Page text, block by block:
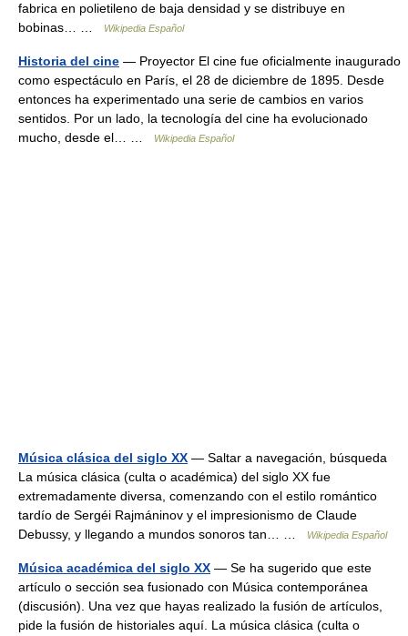
fabrica en polietileno de baja densidad y se distribuye en
bobinas… …
Wikipedia Español
Historia del cine — Proyector El cine fue oficialmente inaugurado
como espectáculo en París, el 28 de diciembre de 1895. Desde
entonces ha experimentado una serie de cambios en varios
sentidos. Por un lado, la tecnología del cine ha evolucionado
mucho, desde el… …
Wikipedia Español
Música clásica del siglo XX — Saltar a navegación, búsqueda
La música clásica (culta o académica) del siglo XX fue
extremadamente diversa, comenzando con el estilo romántico
tardío de Sergéi Rajmáninov y el impresionismo de Claude
Debussy, y llegando a mundos sonoros tan… …
Wikipedia Español
Música académica del siglo XX — Se ha sugerido que este
artículo o sección sea fusionado con Música contemporánea
(discusión). Una vez que hayas realizado la fusión de artículos,
pide la fusión de historiales aquí. La música clásica (culta o